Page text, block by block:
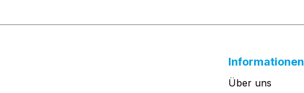
Informationen
Über uns